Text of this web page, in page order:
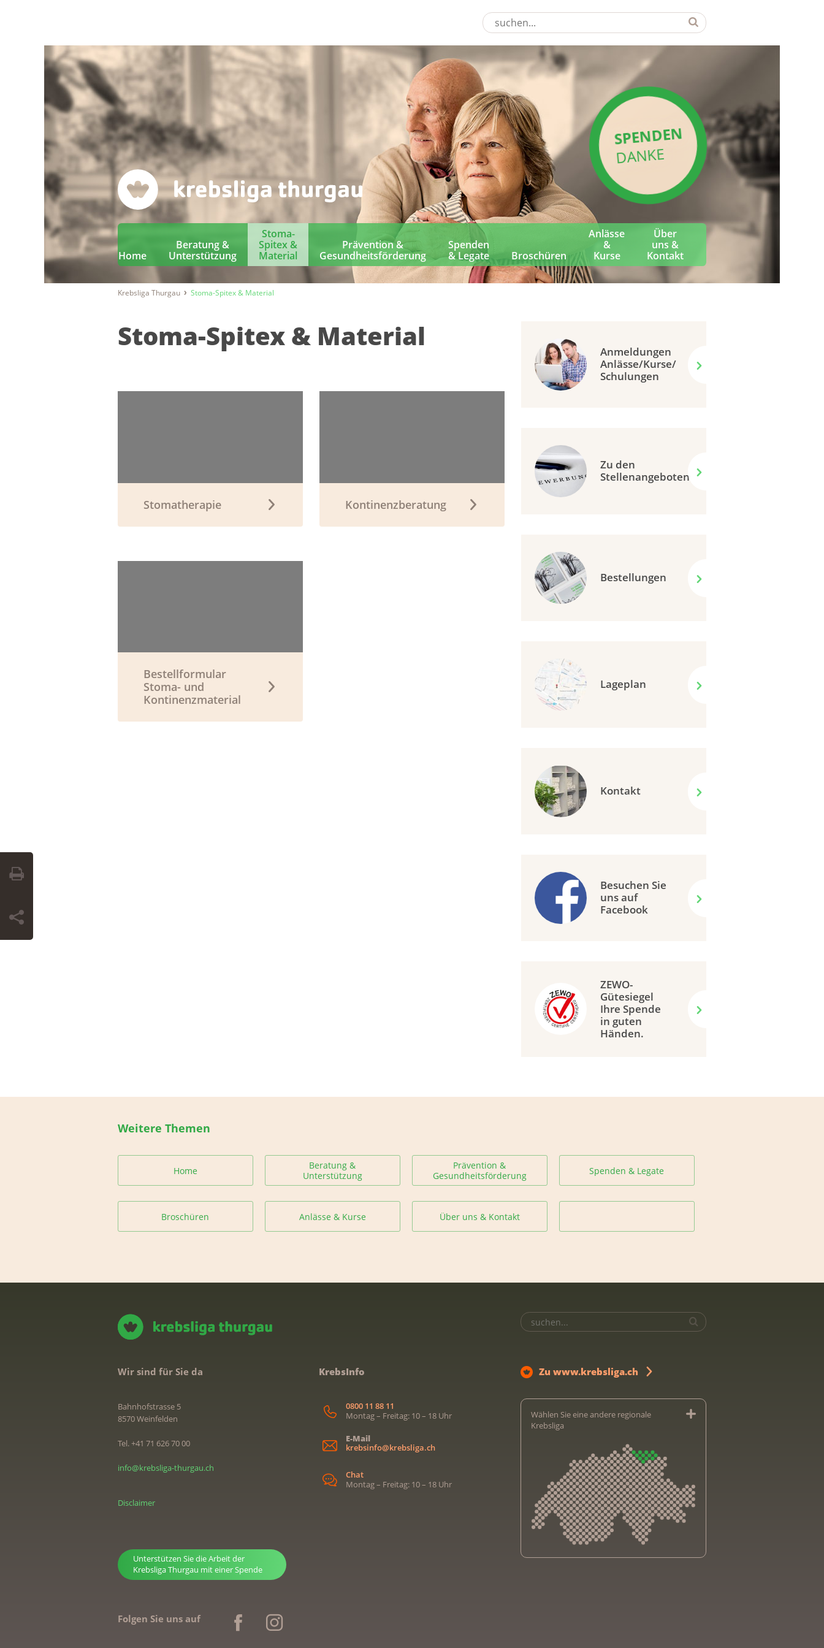
SPENDEN
DANKE
Home
Beratung &
Unterstützung
Stoma-
Spitex &
Material
Prävention &
Gesundheitsförderung
Spenden
& Legate
Broschüren
Anlässe
&
Kurse
Über
uns &
Kontakt
Krebsliga Thurgau Stoma-Spitex & Material
Stoma-Spitex & Material
Stomatherapie Kontinenzberatung
Bestellformular
Stoma- und
Kontinenzmaterial
Anmeldungen
Anlässe/Kurse/
Schulungen
Zu den
Stellenangeboten
Bestellungen
Lageplan
Kontakt
Besuchen Sie
uns auf
Facebook
ZEWO-
Gütesiegel
Ihre Spende
in guten
Händen.
Weitere Themen
Home
Beratung &
Unterstützung
Prävention &
Gesundheitsförderung
Spenden & Legate
Broschüren Anlässe & Kurse Über uns & Kontakt
Wir sind für Sie da
Bahnhofstrasse 5
8570 Weinfelden
Tel. +41 71 626 70 00
info@krebsliga-thurgau.ch
Disclaimer
Unterstützen Sie die Arbeit der
Krebsliga Thurgau mit einer Spende
KrebsInfo
0800 11 88 11
Montag – Freitag: 10 – 18 Uhr
E-Mail
krebsinfo@krebsliga.ch
Chat
Montag – Freitag: 10 – 18 Uhr
Zu www.krebsliga.ch
Wählen Sie eine andere regionale
Krebsliga
Folgen Sie uns auf